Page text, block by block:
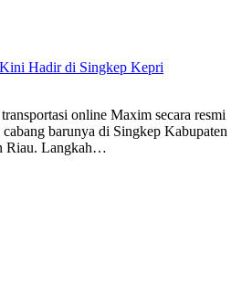
Hadir di Singkep Kepri
online Maxim secara resmi
barunya di Singkep Kabupaten
Riau. Langkah…